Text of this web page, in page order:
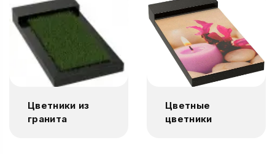
Цветники из
гранита
Цветные
цветники